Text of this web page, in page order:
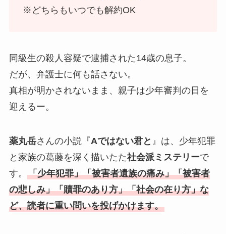
※どちらもいつでも解約OK
同級生の殺人容疑で逮捕された14歳の息子。
だが、弁護士に何も話さない。
真相が明かされないまま、親子は少年審判の日を
迎えるー。
薬丸岳さんの小説『Aではない君と 』は、少年犯罪
と家族の葛藤を深く描いたた社会派ミステリーで
す。 「少年犯罪」「被害者遺族の痛み」「被害者
の悲しみ」「贖罪のあり方」「社会の在り方」な
ど、読者に重い問いを投げかけます。